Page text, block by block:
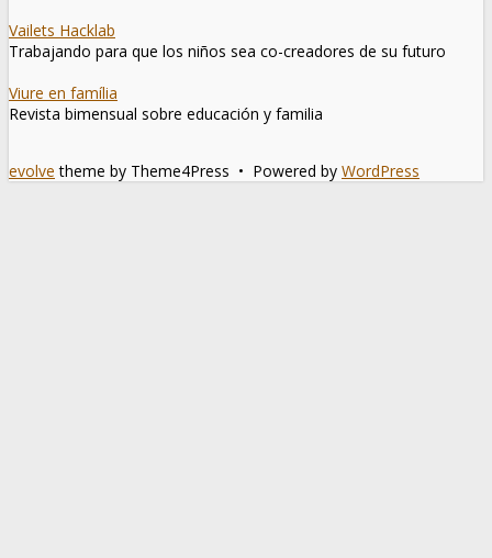
Vailets Hacklab
Trabajando para que los niños sea co-creadores de su futuro
Viure en família
Revista bimensual sobre educación y familia
evolve theme by Theme4Press • Powered by WordPress